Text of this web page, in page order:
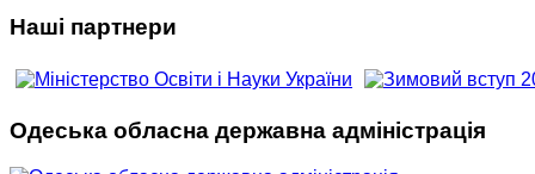
Наші партнери
Одеська обласна державна адміністрація